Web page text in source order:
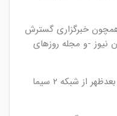
خبرگزاری گسترش
نیوز -و مجله روزهای
برنامه عصر خانواده هر روز ساعت 5 بعدظهر از شبکه 2 سیما